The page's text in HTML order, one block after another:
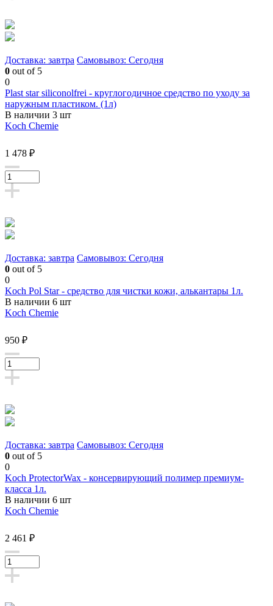
Доставка: завтра Самовывоз: Сегодня
0 out of 5
0
Plast star siliconolfrei - круглогодичное средство по уходу за
наружным пластиком. (1л)
В наличии 3 шт
Koch Chemie
1 478 ₽
Доставка: завтра Самовывоз: Сегодня
0 out of 5
0
Koch Pol Star - средство для чистки кожи, алькантары 1л.
В наличии 6 шт
Koch Chemie
950 ₽
Доставка: завтра Самовывоз: Сегодня
0 out of 5
0
Koch ProtectorWax - консервирующий полимер премиум-
класса 1л.
В наличии 6 шт
Koch Chemie
2 461 ₽